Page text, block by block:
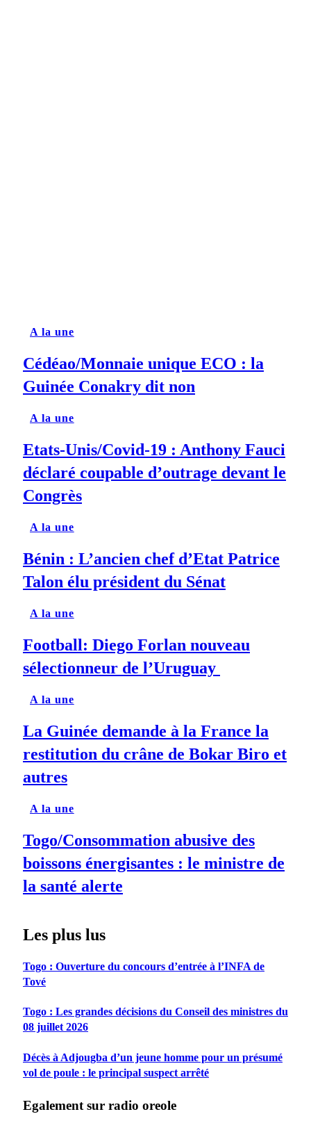
A la une
Cédéao/Monnaie unique ECO : la
Guinée Conakry dit non
A la une
Etats-Unis/Covid-19 : Anthony Fauci
déclaré coupable d’outrage devant le
Congrès
A la une
Bénin : L’ancien chef d’Etat Patrice
Talon élu président du Sénat
A la une
Football: Diego Forlan nouveau
sélectionneur de l’Uruguay
A la une
La Guinée demande à la France la
restitution du crâne de Bokar Biro et
autres
A la une
Togo/Consommation abusive des
boissons énergisantes : le ministre de
la santé alerte
Les plus lus
Togo : Ouverture du concours d’entrée à l’INFA de
Tové
Togo : Les grandes décisions du Conseil des ministres du
08 juillet 2026
Décès à Adjougba d’un jeune homme pour un présumé
vol de poule : le principal suspect arrêté
Egalement sur radio oreole